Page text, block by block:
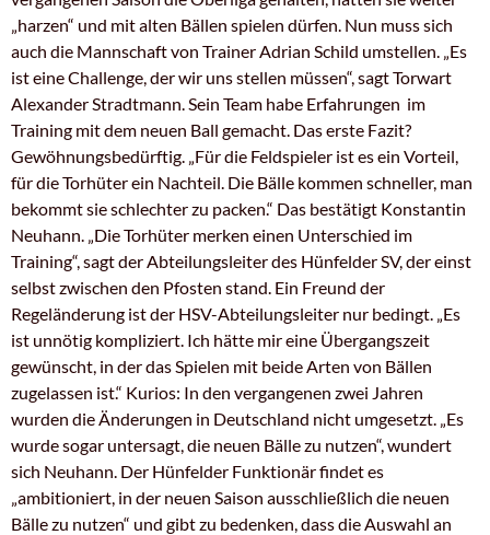
„harzen“ und mit alten Bällen spielen dürfen. Nun muss sich
auch die Mannschaft von Trainer Adrian Schild umstellen. „Es
ist eine Challenge, der wir uns stellen müssen“, sagt Torwart
Alexander Stradtmann. Sein Team habe Erfahrungen im
Training mit dem neuen Ball gemacht. Das erste Fazit?
Gewöhnungsbedürftig. „Für die Feldspieler ist es ein Vorteil,
für die Torhüter ein Nachteil. Die Bälle kommen schneller, man
bekommt sie schlechter zu packen.“ Das bestätigt Konstantin
Neuhann. „Die Torhüter merken einen Unterschied im
Training“, sagt der Abteilungsleiter des Hünfelder SV, der einst
selbst zwischen den Pfosten stand. Ein Freund der
Regeländerung ist der HSV-Abteilungsleiter nur bedingt. „Es
ist unnötig kompliziert. Ich hätte mir eine Übergangszeit
gewünscht, in der das Spielen mit beide Arten von Bällen
zugelassen ist.“ Kurios: In den vergangenen zwei Jahren
wurden die Änderungen in Deutschland nicht umgesetzt. „Es
wurde sogar untersagt, die neuen Bälle zu nutzen“, wundert
sich Neuhann. Der Hünfelder Funktionär findet es
„ambitioniert, in der neuen Saison ausschließlich die neuen
Bälle zu nutzen“ und gibt zu bedenken, dass die Auswahl an